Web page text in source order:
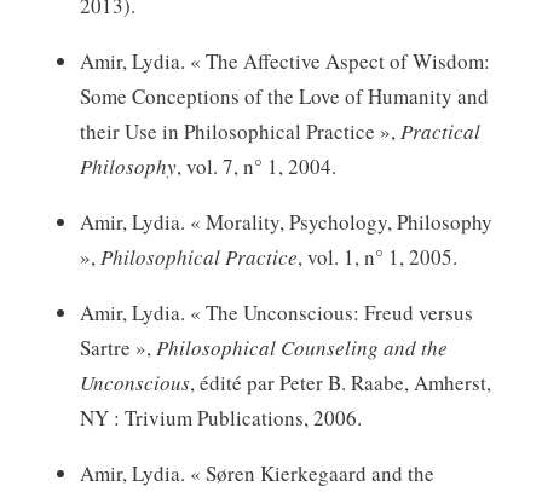
Amir, Lydia. « The Affective Aspect of Wisdom:
Some Conceptions of the Love of Humanity and
their Use in Philosophical Practice »,Practical
Philosophy, vol. 7, n° 1, 2004.
Amir, Lydia. « Morality, Psychology, Philosophy
»,Philosophical Practice, vol. 1, n° 1, 2005.
Amir, Lydia. « The Unconscious: Freud versus
Sartre »,Philosophical Counseling and the
Unconscious, édité par Peter B. Raabe, Amherst,
NY : Trivium Publications, 2006.
Amir, Lydia. « Søren Kierkegaard and the